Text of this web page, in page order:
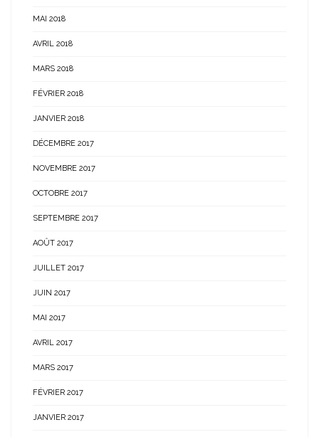
MAI 2018
AVRIL 2018
MARS 2018
FÉVRIER 2018
JANVIER 2018
DÉCEMBRE 2017
NOVEMBRE 2017
OCTOBRE 2017
SEPTEMBRE 2017
AOÛT 2017
JUILLET 2017
JUIN 2017
MAI 2017
AVRIL 2017
MARS 2017
FÉVRIER 2017
JANVIER 2017